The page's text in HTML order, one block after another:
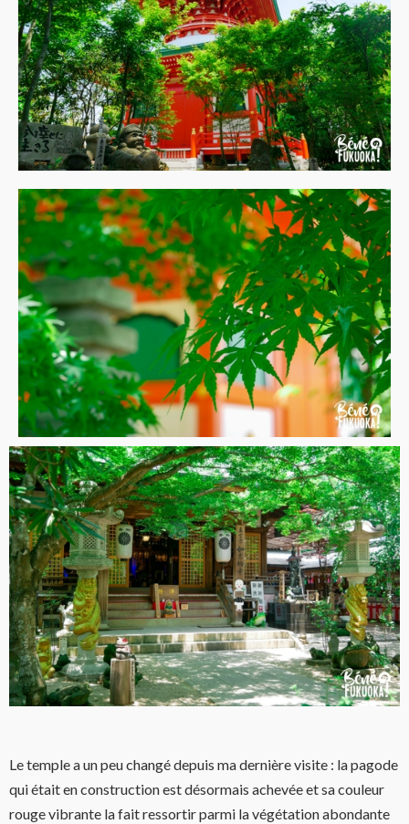
Le temple a un peu changé depuis ma dernière visite : la pagode
qui était en construction est désormais achevée et sa couleur
rouge vibrante la fait ressortir parmi la végétation abondante